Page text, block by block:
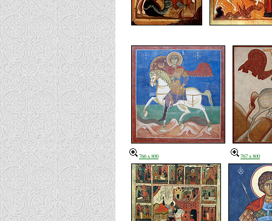
766 x 800 767 x 800